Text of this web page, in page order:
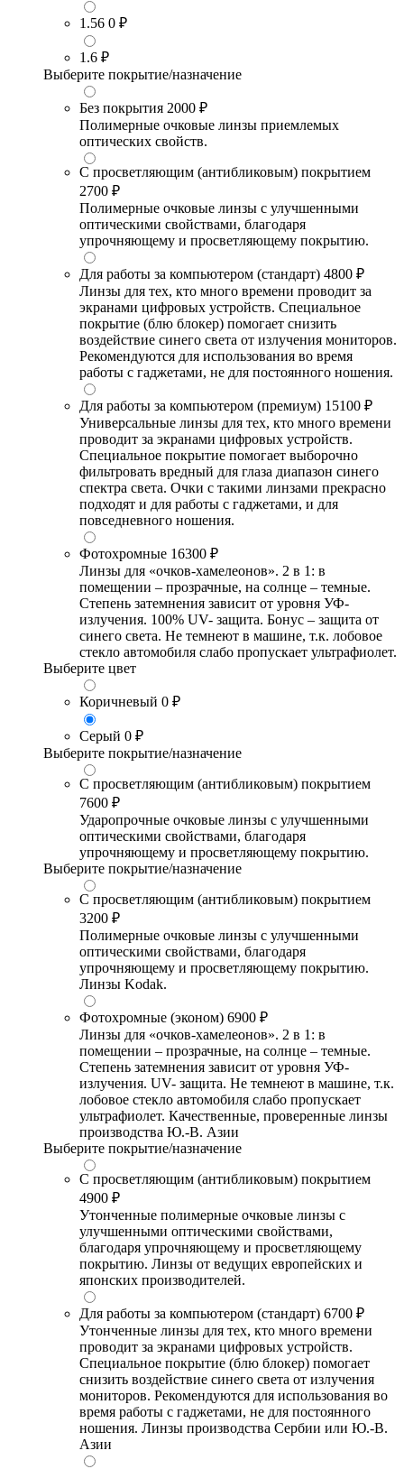
1.56 0 ₽
1.6 ₽
Выберите покрытие/назначение
Без покрытия 2000 ₽
Полимерные очковые линзы приемлемых
оптических свойств.
С просветляющим (антибликовым) покрытием
2700 ₽
Полимерные очковые линзы с улучшенными
оптическими свойствами, благодаря
упрочняющему и просветляющему покрытию.
Для работы за компьютером (стандарт) 4800 ₽
Линзы для тех, кто много времени проводит за
экранами цифровых устройств. Специальное
покрытие (блю блокер) помогает снизить
воздействие синего света от излучения мониторов.
Рекомендуются для использования во время
работы с гаджетами, не для постоянного ношения.
Для работы за компьютером (премиум) 15100 ₽
Универсальные линзы для тех, кто много времени
проводит за экранами цифровых устройств.
Специальное покрытие помогает выборочно
фильтровать вредный для глаза диапазон синего
спектра света. Очки с такими линзами прекрасно
подходят и для работы с гаджетами, и для
повседневного ношения.
Фотохромные 16300 ₽
Линзы для «очков-хамелеонов». 2 в 1: в
помещении – прозрачные, на солнце – темные.
Степень затемнения зависит от уровня УФ-
излучения. 100% UV- защита. Бонус – защита от
синего света. Не темнеют в машине, т.к. лобовое
стекло автомобиля слабо пропускает ультрафиолет.
Выберите цвет
Коричневый 0 ₽
Серый 0 ₽
Выберите покрытие/назначение
С просветляющим (антибликовым) покрытием
7600 ₽
Ударопрочные очковые линзы с улучшенными
оптическими свойствами, благодаря
упрочняющему и просветляющему покрытию.
Выберите покрытие/назначение
С просветляющим (антибликовым) покрытием
3200 ₽
Полимерные очковые линзы с улучшенными
оптическими свойствами, благодаря
упрочняющему и просветляющему покрытию.
Линзы Kodak.
Фотохромные (эконом) 6900 ₽
Линзы для «очков-хамелеонов». 2 в 1: в
помещении – прозрачные, на солнце – темные.
Степень затемнения зависит от уровня УФ-
излучения. UV- защита. Не темнеют в машине, т.к.
лобовое стекло автомобиля слабо пропускает
ультрафиолет. Качественные, проверенные линзы
производства Ю.-В. Азии
Выберите покрытие/назначение
С просветляющим (антибликовым) покрытием
4900 ₽
Утонченные полимерные очковые линзы с
улучшенными оптическими свойствами,
благодаря упрочняющему и просветляющему
покрытию. Линзы от ведущих европейских и
японских производителей.
Для работы за компьютером (стандарт) 6700 ₽
Утонченные линзы для тех, кто много времени
проводит за экранами цифровых устройств.
Специальное покрытие (блю блокер) помогает
снизить воздействие синего света от излучения
мониторов. Рекомендуются для использования во
время работы с гаджетами, не для постоянного
ношения. Линзы производства Сербии или Ю.-В.
Азии